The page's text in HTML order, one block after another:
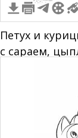
Петух и
с сараем,